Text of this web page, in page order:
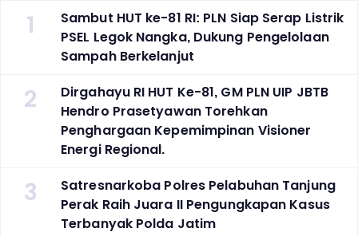
1
Sambut HUT ke-81 RI: PLN Siap Serap Listrik
PSEL Legok Nangka, Dukung Pengelolaan
Sampah Berkelanjut
2
Dirgahayu RI HUT Ke-81, GM PLN UIP JBTB
Hendro Prasetyawan Torehkan
Penghargaan Kepemimpinan Visioner
Energi Regional.
3
Satresnarkoba Polres Pelabuhan Tanjung
Perak Raih Juara II Pengungkapan Kasus
Terbanyak Polda Jatim